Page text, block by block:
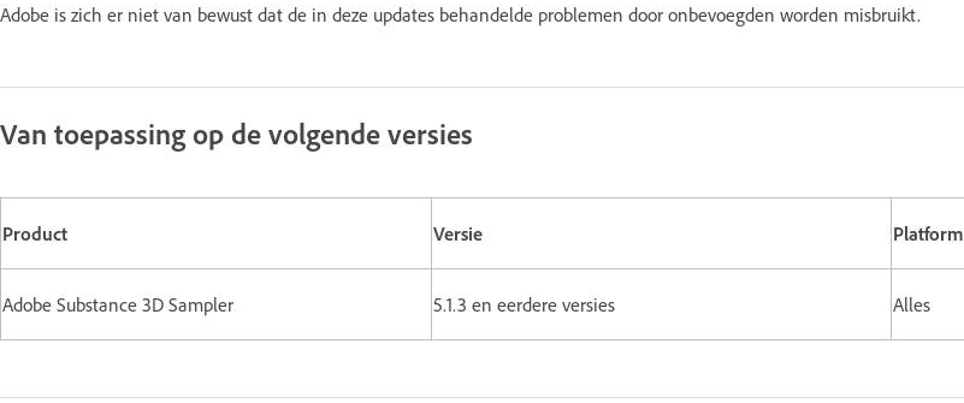
Adobe is zich er niet van bewust dat de in deze updates behandelde problemen door onbevoegden worden misbruikt.
Van toepassing op de volgende versies
Product Versie Platform
Adobe Substance 3D Sampler 5.1.3 en eerdere versies Alles